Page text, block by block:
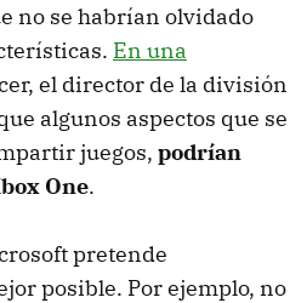
no se habrían olvidado
En una
el director de la división
algunos aspectos que se
juegos, podrían
One.
pretende
posible. Por ejemplo, no